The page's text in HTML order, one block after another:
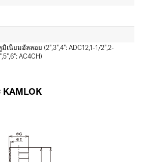
มิเนียมอัลลอย (2",3",4": ADC12,1-1/2",2-
AC4CH)
KAMLOK